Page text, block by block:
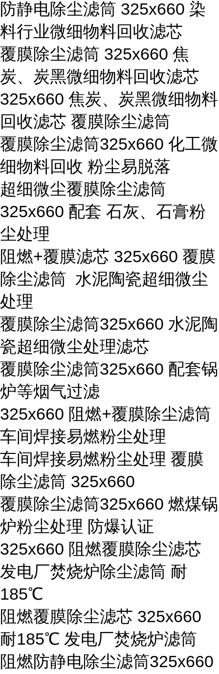
防静电除尘滤筒 325x660 染
料行业微细物料回收滤芯
覆膜除尘滤筒 325x660 焦
炭、炭黑微细物料回收滤芯
325x660 焦炭、炭黑微细物料
回收滤芯 覆膜除尘滤筒
覆膜除尘滤筒325x660 化工微
细物料回收 粉尘易脱落
超细微尘覆膜除尘滤筒
325x660 配套 石灰、石膏粉
尘处理
阻燃+覆膜滤芯 325x660 覆膜
除尘滤筒 水泥陶瓷超细微尘
处理
覆膜除尘滤筒325x660 水泥陶
瓷超细微尘处理滤芯
覆膜除尘滤筒325x660 配套锅
炉等烟气过滤
325x660 阻燃+覆膜除尘滤筒
车间焊接易燃粉尘处理
车间焊接易燃粉尘处理 覆膜
除尘滤筒 325x660
覆膜除尘滤筒325x660 燃煤锅
炉粉尘处理 防爆认证
325x660 阻燃覆膜除尘滤芯
发电厂焚烧炉除尘滤筒 耐
185℃
阻燃覆膜除尘滤芯 325x660
耐185℃ 发电厂焚烧炉滤筒
阻燃防静电除尘滤筒325x660